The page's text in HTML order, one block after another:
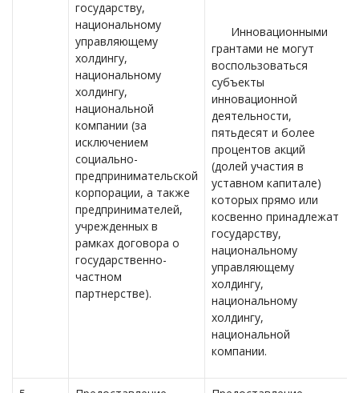
государству,
национальному
управляющему
холдингу,
национальному
холдингу,
национальной
компании (за
исключением
социально-
предпринимательской
корпорации, а также
предпринимателей,
учрежденных в
рамках договора о
государственно-
частном
партнерстве).
Инновационными
грантами не могут
воспользоваться
субъекты
инновационной
деятельности,
пятьдесят и более
процентов акций
(долей участия в
уставном капитале)
которых прямо или
косвенно принадлежат
государству,
национальному
управляющему
холдингу,
национальному
холдингу,
национальной
компании.